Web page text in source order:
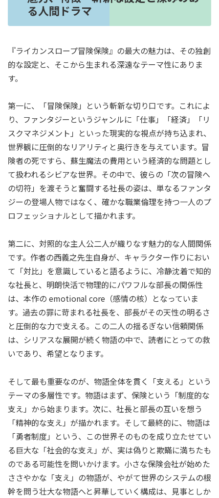
る人間ドラマ
『ライカンスロープ冒険保険』の最大の魅力は、その独創
的な設定と、そこから生まれる深遠なテーマ性にありま
す。
第一に、「冒険保険」という斬新な切り口です。これによ
り、ファンタジーというジャンルに「仕事」「経済」「リ
スクマネジメント」といった現実的な視点が持ち込まれ、
世界観に圧倒的なリアリティと奥行きを与えています。冒
険者の死ですら、蘇生魔法の費用という経済的な問題とし
て扱われるシビアな世界。その中で、彼らの「次の冒険へ
の切符」を渡そうと奮闘する社長の姿は、単なるファンタ
ジーの登場人物ではなく、確かな職業倫理を持つ一人のプ
ロフェッショナルとして描かれます。
第二に、対照的な主人公二人が織りなす魅力的な人間関係
です。作者の西義之先生自身が、キャラクター作りにおい
て「対比」を意識していると語るように、冷静沈着で知的
な社長と、明朗快活で物理的にパワフルな部長の関係性
は、本作の emotional core（感情の核）となっていま
す。過去の罪に苛まれる社長を、部長がその天性の明るさ
と圧倒的な力で支える。この二人の揺るぎない信頼関係
は、シリアスな展開が続く物語の中で、読者にとっての救
いであり、希望となります。
そして最も重要なのが、物語全体を貫く「支える」という
テーマの多層性です。物語はまず、保険という「制度的な
支え」から始まります。次に、社長と部長の互いを想う
「精神的な支え」が描かれます。そして最終的に、物語は
「勇者制度」という、この世界そのものを成り立たせてい
る巨大な「社会的な支え」が、実は偽りと欺瞞に満ちたも
のである可能性を問いかけます。小さな保険会社が始めた
ささやかな「支え」の物語が、やがて世界のシステムの根
幹を問う壮大な物語へと昇華していく構成は、見事としか